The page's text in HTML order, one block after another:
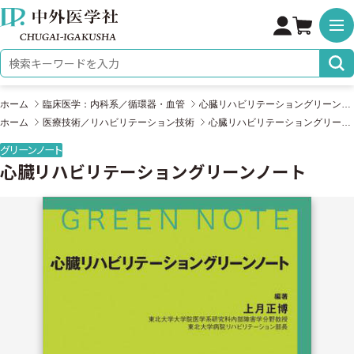
株式会社 中外医学社
検索キーワード
ホーム 臨床医学：内科系／循環器・血管
ホーム
医療技術／リハビリテーション技術
グリーンノート
心臓リハビリテーショングリーンノート